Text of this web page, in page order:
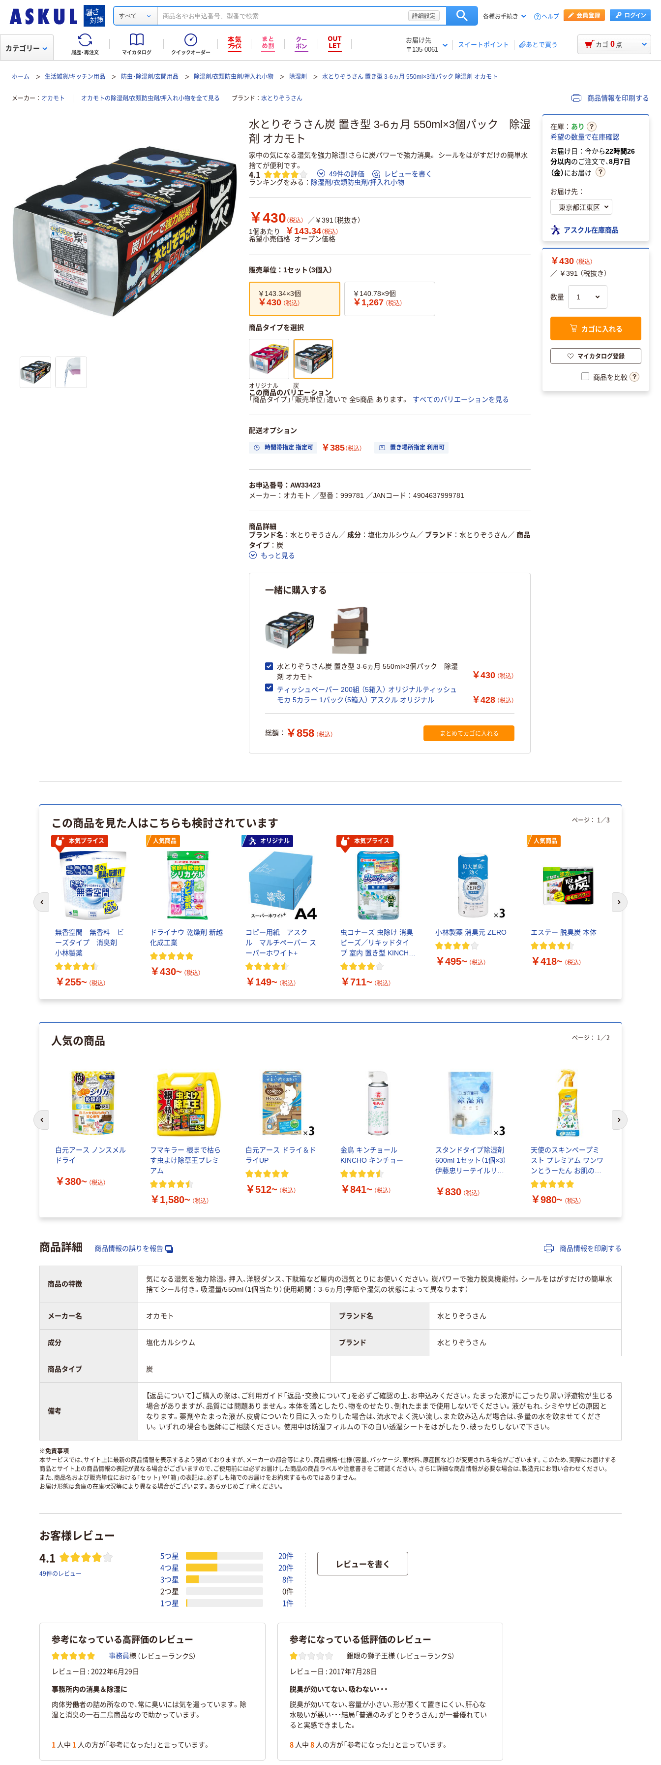
すべて 詳細設定 各種お手続き ヘルプ
履歴・再注文 マイカタログ クイックオーダー
お届け先
〒135-0061
スイートポイント あとで買う
カテゴリー カゴ 0 点
ホーム 生活雑貨/キッチン用品 防虫・除湿剤/玄関用品 除湿剤/衣類防虫剤/押入れ小物 除湿剤 水とりぞうさん 置き型 3-6ヵ月 550ml×3個パック 除湿剤 オカモト
メーカー オカモト オカモトの除湿剤/衣類防虫剤/押入れ小物を全て見る ブランド 水とりぞうさん 商品情報を印刷する
水とりぞうさん炭 置き型 3-6ヵ月 550ml×3個パック 除湿
剤 オカモト
家中の気になる湿気を強力除湿！さらに炭パワーで強力消臭。 シールをはがすだけの簡単水
捨てが便利です。
4.1 49件の評価
レビューを書く
ランキングをみる
除湿剤/衣類防虫剤/押入れ小物
￥430 （税込）
／￥391（税抜き）
1個あたり
￥143.34（税込）
希望小売価格 オープン価格
販売単位：1セット（3個入）
￥143.34×3個
￥430 （税込）
￥140.78×9個
￥1,267 （税込）
商品タイプを選択
オリジナル 炭
この商品のバリエーション
「商品タイプ」「販売単位」違いで 全5商品 あります。
すべてのバリエーションを見る
配送オプション
時間帯指定 指定可 ￥385（税込） 置き場所指定 利用可
お申込番号：AW33423
メーカー：オカモト ／型番：999781 ／JANコード：4904637999781
商品詳細
ブランド名
水とりぞうさん／ 成分 塩化カルシウム ／ ブランド 水とりぞうさん／ 商品
タイプ
炭
もっと見る
一緒に購入する
水とりぞうさん炭 置き型 3-6ヵ月 550ml×3個パック 除湿
剤 オカモト
￥430 （税込）
ティッシュペーパー 200組 （5箱入） オリジナルティッシュ
モカ 5カラー 1パック（5箱入） アスクル オリジナル
￥428 （税込）
総額： ￥858 （税込） まとめてカゴに入れる
在庫： あり
希望の数量で在庫確認
お届け日：今から22時間26
分以内のご注文で、8月7日
（金）にお届け
お届け先：
アスクル在庫商品
￥430 （税込）
／ ￥391 （税抜き）
数量
カゴに入れる
マイカタログ登録
商品を比較
この商品を見た人はこちらも検討されています
本気プライス
無香空間 無香料 ビ
ーズタイプ 消臭剤
小林製薬
￥255~ （税込）
人気商品
ドライナウ 乾燥剤 新越
化成工業
￥430~ （税込）
オリジナル
コピー用紙 アスク
ル マルチペーパー ス
ーパーホワイト+
￥149~ （税込）
本気プライス
虫コナーズ 虫除け 消臭
ビーズ／リキッドタイ
プ 室内 置き型 KINCHO
キンチョー
￥711~ （税込）
小林製薬 消臭元 ZERO
￥495~ （税込）
人気商品
エステー 脱臭炭 本体
￥418~ （税込）
ページ： 1 ／3
前のスライドへ 次のスライド
人気の商品
白元アース ノンスメル
ドライ
￥380~ （税込）
フマキラー 根まで枯ら
す虫よけ除草王プレミ
アム
￥1,580~ （税込）
白元アース ドライ＆ド
ライUP
￥512~ （税込）
金鳥 キンチョール
KINCHO キンチョー
￥841~ （税込）
スタンドタイプ除湿剤
600ml 1セット（1個×3）
伊藤忠リーテイルリン
￥830 （税込）
天使のスキンベープミ
スト プレミアム ワンワ
ンとうーたん お肌の虫
よけ フマキラー
￥980~ （税込）
ページ： 1 ／2
前のスライドへ 次のスライド
商品詳細 商品情報の誤りを報告 商品情報を印刷する
商品の特徴
気になる湿気を強力除湿。押入、洋服ダンス、下駄箱など屋内の湿気とりにお使いください。炭パワーで強力脱臭機能付。シールをはがすだけの簡単水
捨てシール付き。吸湿量/550ml（1個当たり）使用期間：3-6ヵ月(季節や湿気の状態によって異なります）
メーカー名 オカモト ブランド名 水とりぞうさん
成分 塩化カルシウム ブランド 水とりぞうさん
商品タイプ 炭
備考
【返品について】ご購入の際は、ご利用ガイド「返品・交換について」を必ずご確認の上、お申込みください。たまった液がにごったり黒い浮遊物が生じる
場合がありますが、品質には問題ありません。本体を落としたり、物をのせたり、倒れたままで使用しないでください。液がもれ、シミやサビの原因と
なります。薬剤やたまった液が、皮膚についたり目に入ったりした場合は、流水でよく洗い流し、また飲み込んだ場合は、多量の水を飲ませてくださ
い。いずれの場合も医師にご相談ください。使用中は防湿フィルムの下の白い透湿シートをはがしたり、破ったりしないで下さい。
※免責事項
本サービスでは、サイト上に最新の商品情報を表示するよう努めておりますが、メーカーの都合等により、商品規格・仕様（容量、パッケージ、原材料、原産国など）が変更される場合がございます。このため、実際にお届けする
商品とサイト上の商品情報の表記が異なる場合がございますので、ご使用前には必ずお届けした商品の商品ラベルや注意書きをご確認ください。さらに詳細な商品情報が必要な場合は、製造元にお問い合わせください。
また、商品名および販売単位における「セット」や「箱」の表記は、必ずしも箱でのお届けをお約束するものではありません。
お届け形態は倉庫の在庫状況等により異なる場合がございます。あらかじめご了承ください。
お客様レビュー
4.1
49件のレビュー
5つ星
20件
4つ星
20件
3つ星
8件
2つ星
0件
1つ星
1件
レビューを書く
参考になっている高評価のレビュー
事務員様 （レビューランクS）
レビュー日 : 2022年6月29日
事務所内の消臭＆除湿に
肉体労働者の詰め所なので、常に臭いには気を遣っています。除
湿と消臭の一石二鳥商品なので助かっています。
1 人中 1 人の方が「参考になった!」と言っています。
参考になっている低評価のレビュー
銀眼の獅子王様 （レビューランクS）
レビュー日 : 2017年7月28日
脱臭が効いてない、吸わない・・・
脱臭が効いてない、容量が小さい、形が悪くて置きにくい、肝心な
水吸いが悪い・・・結局「普通のみずとりぞうさん」が一番優れてい
ると実感できました。
8人中 8人の方が「参考になった!」と言っています。